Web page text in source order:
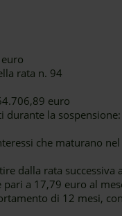
rata n. 94
euro
la
che maturano
dalla rata
a 17,79 euro al
di 12 mesi,